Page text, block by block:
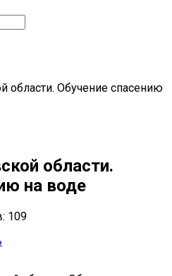
области. Обучение спасению
области.
на воде
109